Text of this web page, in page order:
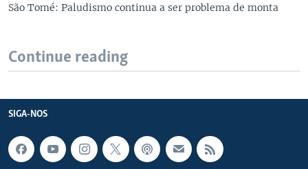
São Tomé: Paludismo continua a ser problema de monta
Continue reading
SIGA-NOS